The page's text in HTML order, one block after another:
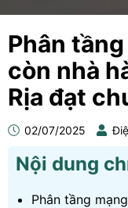
Phân
còn nhà
Rịa đạt
02/07/2025
Nội dung
Phân tầng